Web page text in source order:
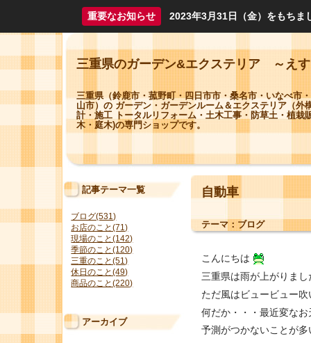
重要なお知らせ 2023年3月31日（金）をもちま
三重県のガーデン&エクステリア ～え
三重県（鈴鹿市・菰野町・四日市市・桑名市・いなべ市
山市）の ガーデン・ガーデンルーム＆エクステリア（外
計・施工 トータルリフォーム・土木工事・防草土・植栽
木・庭木)の専門ショップです。
自動車
テーマ： ブログ
こんにちは
三重県は雨が上がりまし
ただ風はビュービュー
何だか・・・最近変な
予測がつかないことが
記事テーマ一覧
ブログ(531)
お店のこと(71)
現場のこと(142)
季節のこと(120)
三重のこと(51)
休日のこと(49)
商品のこと(220)
アーカイブ